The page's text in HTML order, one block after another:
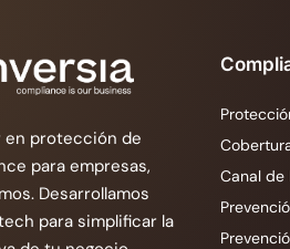
en protección de
para empresas,
Desarrollamos
para simplificar la
Canal de